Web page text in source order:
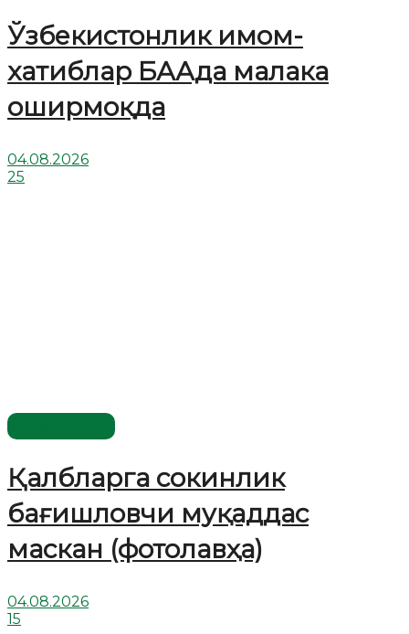
Ўзбекистонлик имом-
хатиблар БААда малака
оширмоқда
04.08.2026
25
Қалбларга сокинлик
бағишловчи муқаддас
маскан (фотолавҳа)
04.08.2026
15